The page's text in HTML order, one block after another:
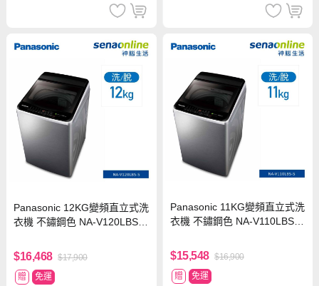
Panasonic 12KG變頻直立式洗
衣機 不鏽鋼色 NA-V120LBS-S
$16,468 $17,900
贈
免運
Panasonic 11KG變頻直立式洗
衣機 不鏽鋼色 NA-V110LBS-S
$15,548 $16,900
贈
免運